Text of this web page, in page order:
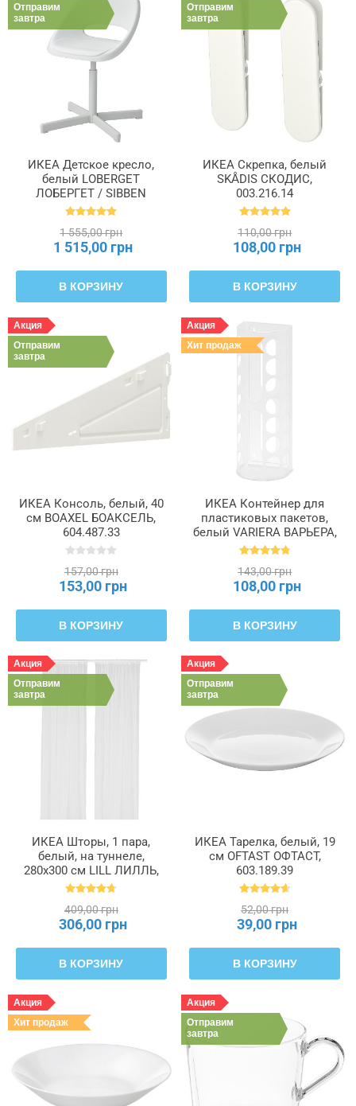
Отправим
завтра
ИКЕА Детское кресло,
белый LOBERGET
ЛОБЕРГЕТ / SIBBEN
СИББЕН, 593.376.70
1 555,00 грн
1 515,00 грн
В КОРЗИНУ
Отправим
завтра
ИКЕА Скрепка, белый
SKÅDIS СКОДИС,
003.216.14
110,00 грн
108,00 грн
В КОРЗИНУ
Акция
Отправим
завтра
ИКЕА Консоль, белый, 40
см BOAXEL БОАКСЕЛЬ,
604.487.33
157,00 грн
153,00 грн
В КОРЗИНУ
Акция
Хит продаж
ИКЕА Контейнер для
пластиковых пакетов,
белый VARIERA ВАРЬЕРА,
800.102.22
143,00 грн
108,00 грн
В КОРЗИНУ
Акция
Отправим
завтра
ИКЕА Шторы, 1 пара,
белый, на туннеле,
280x300 см LILL ЛИЛЛЬ,
100.702.62
409,00 грн
306,00 грн
В КОРЗИНУ
Акция
Отправим
завтра
ИКЕА Тарелка, белый, 19
см OFTAST ОФТАСТ,
603.189.39
52,00 грн
39,00 грн
В КОРЗИНУ
Акция
Хит продаж
Акция
Отправим
завтра